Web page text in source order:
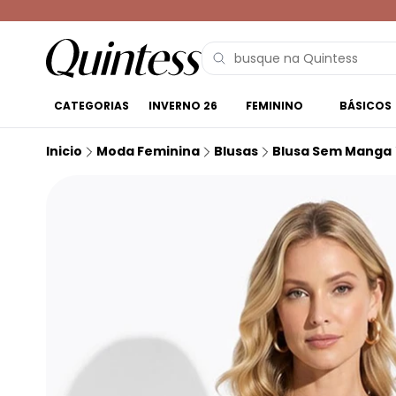
CATEGORIAS INVERNO 26 FEMININO BÁSICOS
Inicio Moda Feminina Blusas Blusa Sem Manga